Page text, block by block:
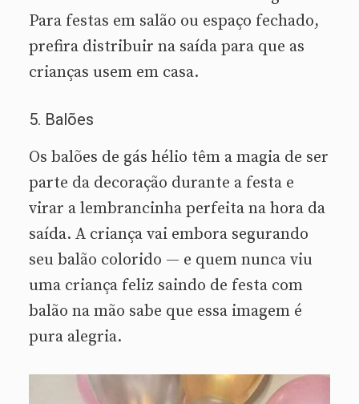
Para festas em salão ou espaço fechado,
prefira distribuir na saída para que as
crianças usem em casa.
5. Balões
Os balões de gás hélio têm a magia de ser
parte da decoração durante a festa e
virar a lembrancinha perfeita na hora da
saída. A criança vai embora segurando
seu balão colorido — e quem nunca viu
uma criança feliz saindo de festa com
balão na mão sabe que essa imagem é
pura alegria.